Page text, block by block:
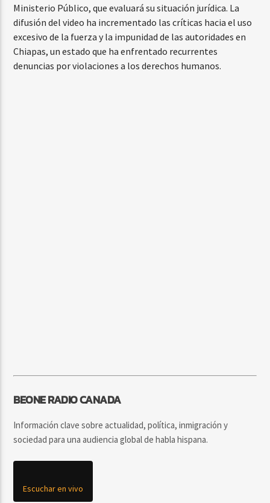
Ministerio Público, que evaluará su situación jurídica. La
difusión del video ha incrementado las críticas hacia el uso
excesivo de la fuerza y la impunidad de las autoridades en
Chiapas, un estado que ha enfrentado recurrentes
denuncias por violaciones a los derechos humanos.
BEONE RADIO CANADA
Información clave sobre actualidad, política, inmigración y
sociedad para una audiencia global de habla hispana.
Escuchar en vivo